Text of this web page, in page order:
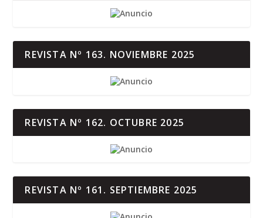
REVISTA Nº 163. NOVIEMBRE 2025
REVISTA Nº 162. OCTUBRE 2025
REVISTA Nº 161. SEPTIEMBRE 2025